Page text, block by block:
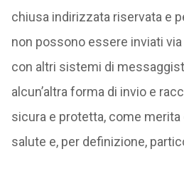
chiusa indirizzata riservata e
non possono essere inviati
con altri sistemi di
alcun’altra forma di invio e
sicura e protetta, come merita
salute e, per definizione,